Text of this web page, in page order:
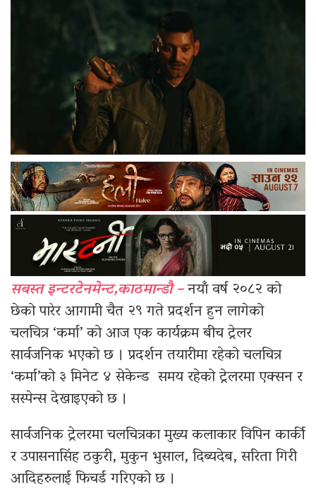
सबस्त इन्टरटेनमेन्ट,काठमान्डौ –नयाँ वर्ष २०८२ को
छेको पारेर आगामी चैत २९ गते प्रदर्शन हुन लागेको
चलचित्र ‘कर्मा’ को आज एक कार्यक्रम बीच ट्रेलर
सार्वजनिक भएको छ । प्रदर्शन तयारीमा रहेको चलचित्र
‘कर्मा’को ३ मिनेट ४ सेकेन्ड समय रहेको ट्रेलरमा एक्सन र
सस्पेन्स देखाइएको छ ।
सार्वजनिक ट्रेलरमा चलचित्रका मुख्य कलाकार विपिन कार्की
र उपासनासिंह ठकुरी, मुकुन भुसाल, दिब्यदेब, सरिता गिरी
आदिहरुलाई फिचर्ड गरिएको छ ।